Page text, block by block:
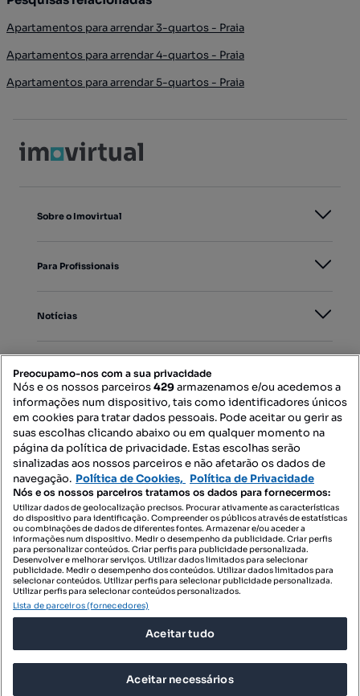
Apartamentos para arrendar 3-quartos - Praia
Apartamentos para arrendar 4-quartos - Praia
Apartamentos para arrendar 5-quartos - Praia
Sobre o Imovirtual
Para Profissionais
Notícias
Mapa do Site
Contacte-nos
SIGA-NOS:
DESCARREGAR NA:
© 2026 Imovirtual.com, OLX Portugal, S.A.
Preocupamo-nos com a sua privacidade
Nós e os nossos parceiros429armazenamos e/ou acedemos a
informações num dispositivo, tais como identificadores únicos
em cookies para tratar dados pessoais. Pode aceitar ou gerir as
suas escolhas clicando abaixo ou em qualquer momento na
página da política de privacidade. Estas escolhas serão
sinalizadas aos nossos parceiros e não afetarão os dados de
navegação. Política de Cookies, Política de Privacidade
Nós e os nossos parceiros tratamos os dados para fornecermos:
Utilizar dados de geolocalização precisos. Procurar ativamente as características
do dispositivo para identificação. Compreender os públicos através de estatísticas
ou combinações de dados de diferentes fontes. Armazenar e/ou aceder a
informações num dispositivo. Medir o desempenho da publicidade. Criar perfis
para personalizar conteúdos. Criar perfis para publicidade personalizada.
Desenvolver e melhorar serviços. Utilizar dados limitados para selecionar
publicidade. Medir o desempenho dos conteúdos. Utilizar dados limitados para
selecionar conteúdos. Utilizar perfis para selecionar publicidade personalizada.
Utilizar perfis para selecionar conteúdos personalizados.
Lista de parceiros (fornecedores)
Aceitar tudo
Aceitar necessários